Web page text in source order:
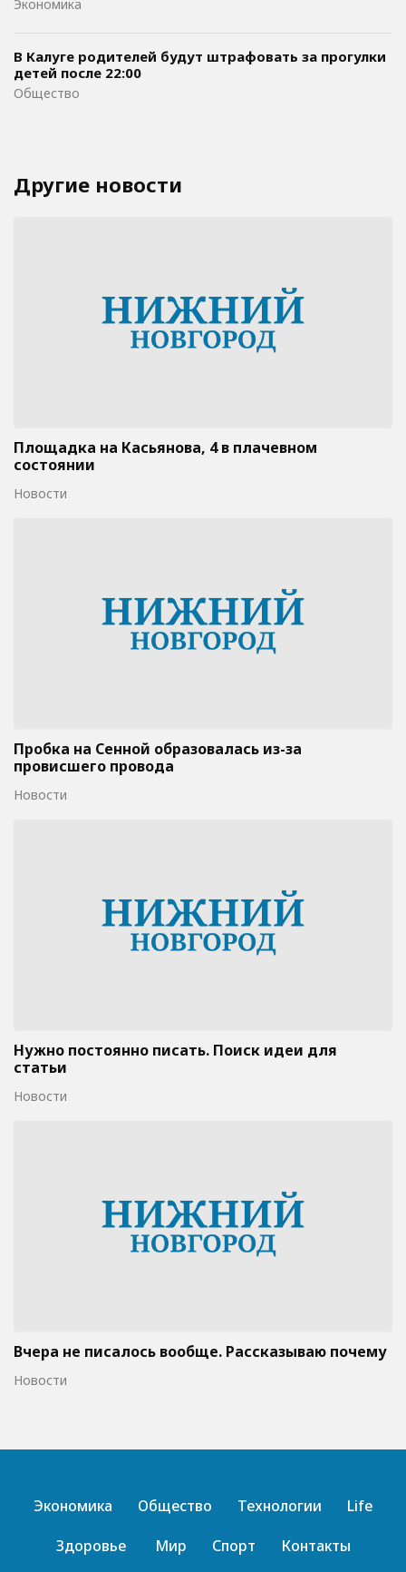
Экономика
В Калуге родителей будут штрафовать за прогулки
детей после 22:00
Общество
Другие новости
Площадка на Касьянова, 4 в плачевном
состоянии
Новости
Пробка на Сенной образовалась из-за
провисшего провода
Новости
Нужно постоянно писать. Поиск идеи для
статьи
Новости
Вчера не писалось вообще. Рассказываю почему
Новости
Экономика Общество Технологии
Life
Здоровье
Мир Спорт Контакты